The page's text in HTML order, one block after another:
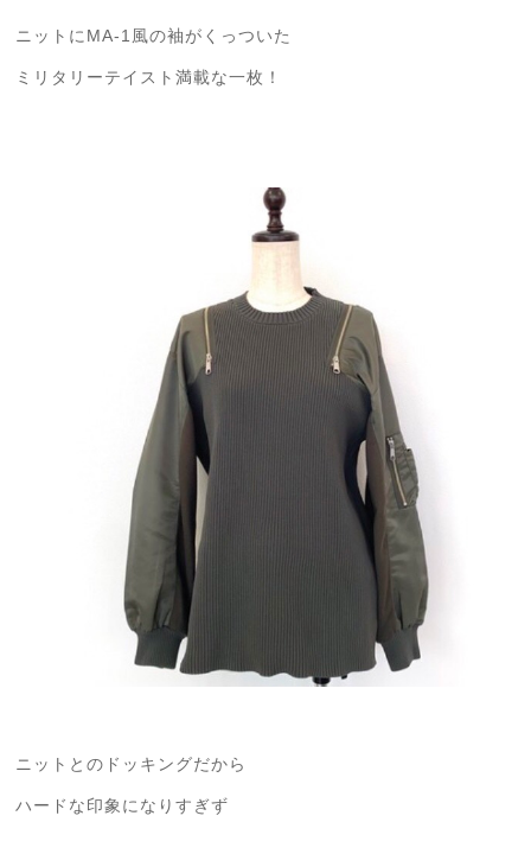
ニットにMA-1風の袖がくっついた
ミリタリーテイスト満載な一枚！
ニットとのドッキングだから
ハードな印象になりすぎず